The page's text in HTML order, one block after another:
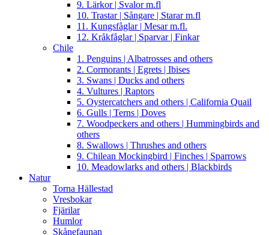
9. Lärkor | Svalor m.fl
10. Trastar | Sångare | Starar m.fl
11. Kungsfåglar | Mesar m.fl.
12. Kråkfåglar | Sparvar | Finkar
Chile
1. Penguins | Albatrosses and others
2. Cormorants | Egrets | Ibises
3. Swans | Ducks and others
4. Vultures | Raptors
5. Oystercatchers and others | California Quail
6. Gulls | Terns | Doves
7. Woodpeckers and others | Hummingbirds and
others
8. Swallows | Thrushes and others
9. Chilean Mockingbird | Finches | Sparrows
10. Meadowlarks and others | Blackbirds
Natur
Torna Hällestad
Vresbokar
Fjärilar
Humlor
Skånefaunan